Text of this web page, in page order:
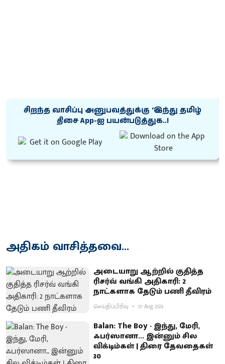
சிறந்த வாசிப்பு அனுபவத்துக்கு ‘இந்து தமிழ்
திசை App-ஐ பயன்படுத்துக..!
அதிகம் வாசித்தவை...
அடையாறு ஆற்றில் குதித்த
ரிசர்வ் வங்கி அதிகாரி: 2
நாட்களாக தேடும் பணி தீவிரம்
செய்திப்பிரிவு 07 Aug 2026
Balan: The Boy - இந்து, மேரி,
ஃபர்ஸானா... இன்னும் சில
விக்டிம்கள் | திரை தேவதைகள்
30